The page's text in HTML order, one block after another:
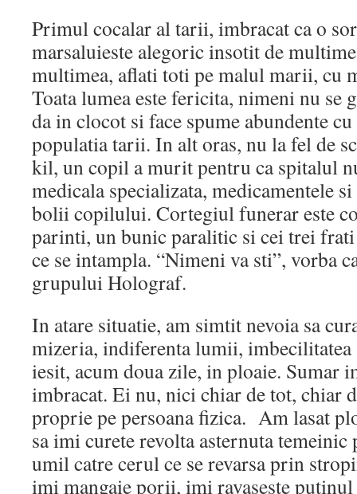
Primul cocalar al tarii, imbracat ca o
marsaluieste alegoric insotit de
multimea, aflati toti pe malul marii, cu
Toata lumea este fericita, nimeni nu se
da in clocot si face spume abundente
populatia tarii. In alt oras, nu la fel de
kil, un copil a murit pentru ca spitalul
medicala specializata, medicamentele si
bolii copilului. Cortegiul funerar este
parinti, un bunic paralitic si cei trei
ce se intampla. “Nimeni va sti”, vorba
grupului Holograf.
In atare situatie, am simtit nevoia sa
mizeria, indiferenta lumii, imbecilitatea
iesit, acum doua zile, in ploaie. Sumar
imbracat. Ei nu, nici chiar de tot, chiar
proprie pe persoana fizica. Am lasat
sa imi curete revolta asternuta
umil catre cerul ce se revarsa prin
imi mangaie porii, imi ravaseste putinul